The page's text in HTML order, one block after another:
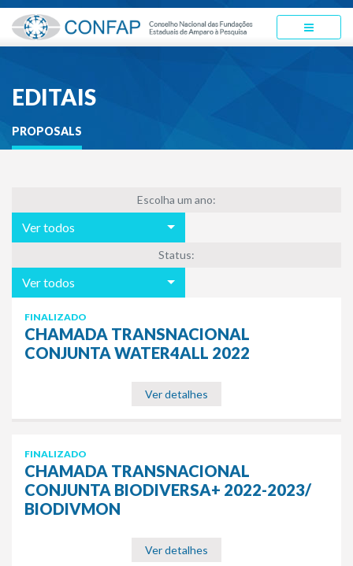
EDITAIS
PROPOSALS
Escolha um ano:
Ver todos
Status:
Ver todos
FINALIZADO
CHAMADA TRANSNACIONAL
CONJUNTA WATER4ALL 2022
Ver detalhes
FINALIZADO
CHAMADA TRANSNACIONAL
CONJUNTA BIODIVERSA+ 2022-2023/
BIODIVMON
Ver detalhes